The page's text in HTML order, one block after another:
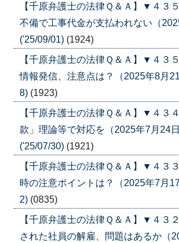
【千原弁護士の法律Ｑ＆Ａ】▼４
不備で工事代金が支払われない（
('25/09/01) (1924)
【千原弁護士の法律Ｑ＆Ａ】▼４
情報発信、注意点は？（2025年8月
8) (1923)
【千原弁護士の法律Ｑ＆Ａ】▼４
款」理論等で対応を（2025年7月24
('25/07/30) (1921)
【千原弁護士の法律Ｑ＆Ａ】▼４
時の注意ポイントは？（2025年7月
2) (0835)
【千原弁護士の法律Ｑ＆Ａ】▼４
された社員の解雇、問題はあるか（